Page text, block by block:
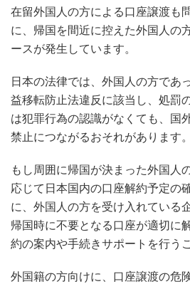
在留外国人の方による口座譲渡も
に、帰国を間近に控えた外国人の
ースが発生しています。
日本の法律では、外国人の方であ
益移転防止法違反に該当し、処罰
は犯罪行為の認識がなくても、国
禁止につながるおそれがあります。
もし周囲に帰国が決まった外国人
応じて日本国内の口座解約予定の
に、外国人の方を受け入れている
帰国時に不要となる口座が適切に
約の案内や手続きサポートを行う
外国籍の方向けに、口座譲渡の危